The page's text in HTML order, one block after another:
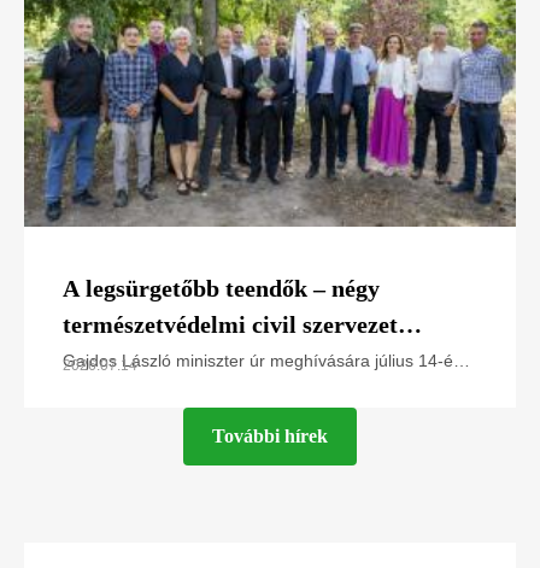
A legsürgetőbb teendők – négy
természetvédelmi civil szervezet
javaslatai Gajdos László miniszter úr
Gajdos László miniszter úr meghívására július 14-én
és a Greenpeace Magyarország, a Magyar
2026.07.14
További hírek